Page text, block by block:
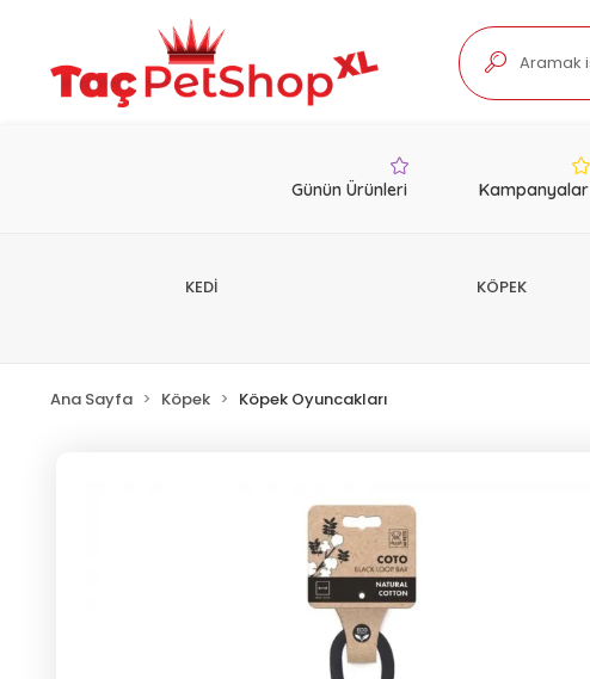
Günün Ürünleri Kampanyalar
KEDİ KÖPEK
Ana Sayfa Köpek Köpek Oyuncakları